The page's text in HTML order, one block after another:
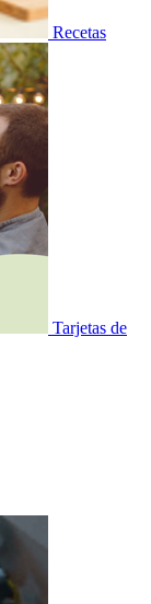
Recetas
Tarjetas de